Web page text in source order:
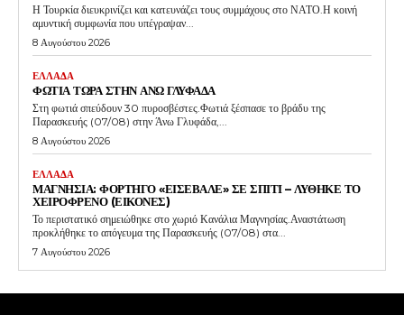
Η Τουρκία διευκρινίζει και κατευνάζει τους συμμάχους στο ΝΑΤΟ.Η κοινή
αμυντική συμφωνία που υπέγραψαν...
8 Αυγούστου 2026
ΕΛΛΑΔΑ
ΦΩΤΙΑ ΤΩΡΑ ΣΤΗΝ ΑΝΩ ΓΛΥΦΑΔΑ
Στη φωτιά σπεύδουν 30 πυροσβέστες.Φωτιά ξέσπασε το βράδυ της
Παρασκευής (07/08) στην Άνω Γλυφάδα,...
8 Αυγούστου 2026
ΕΛΛΑΔΑ
ΜΑΓΝΗΣΙΑ: ΦΟΡΤΗΓΟ «ΕΙΣΕΒΑΛΕ» ΣΕ ΣΠΙΤΙ – ΛΥΘΗΚΕ ΤΟ
ΧΕΙΡΟΦΡΕΝΟ (ΕΙΚΟΝΕΣ)
Το περιστατικό σημειώθηκε στο χωριό Κανάλια Μαγνησίας.Αναστάτωση
προκλήθηκε το απόγευμα της Παρασκευής (07/08) στα...
7 Αυγούστου 2026